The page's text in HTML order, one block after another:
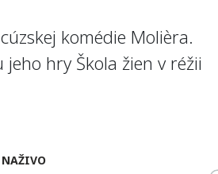
komédie Molièra.
hry Škola žien v réžii
NAŽIVO